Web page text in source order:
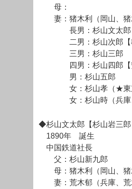
母：
妻：猪木利（岡山、猪
長男：杉山文太郎【
二男：杉山次郎【稲
三男：杉山三郎
四男：杉山四郎【安
男：杉山五郎
女：杉山孝（★東京、
女：杉山時（兵庫、
◆杉山文太郎【杉山岩三郎
1890年 誕生
中国鉄道社長
父：杉山新九郎
母：猪木利（岡山、猪
妻：荒木郁（兵庫、荒